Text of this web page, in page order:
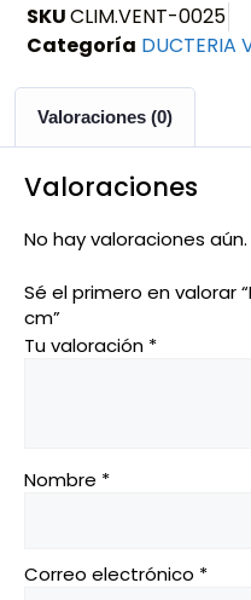
SKUCLIM.VENT-0025
Categoría DUCTERIA
Valoraciones (0)
Valoraciones
No hay valoraciones aún.
Sé el primero en valorar
cm”
Tu valoración *
Nombre *
Correo electrónico *